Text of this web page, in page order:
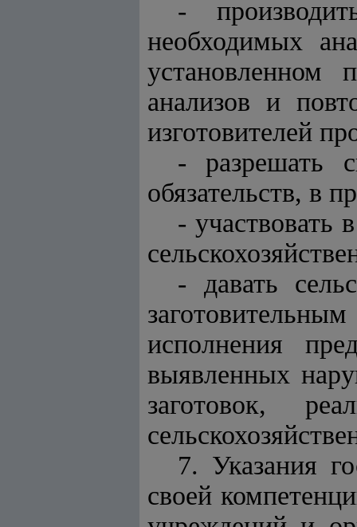
-
необходимых
установленном
анализов и
изготовителей
- разрешать
обязательств, в
- участвовать
- давать
исполнения
выявленных
заготовок,
7. Указания
своей